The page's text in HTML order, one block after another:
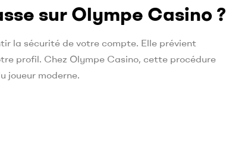
sur Olympe Casino ?
la sécurité de votre compte. Elle prévient
profil. Chez Olympe Casino, cette procédure
joueur moderne.